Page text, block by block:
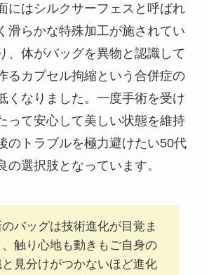
にはシルクサーフェスと呼ばれ
滑らかな特殊加工が施されてい
、体がバッグを異物と認識して
るカプセル拘縮という合併症の
くなりました。一度手術を受け
って安心して美しい状態を維持
のトラブルを極力避けたい50代
の選択肢となっています。
バッグは技術進化が目覚ま
、触り心地も動きもご自身の
見分けがつかないほど進化